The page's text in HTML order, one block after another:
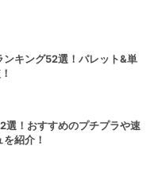
ンキング52選！パレット&単
選！おすすめのプチプラや速
紹介！